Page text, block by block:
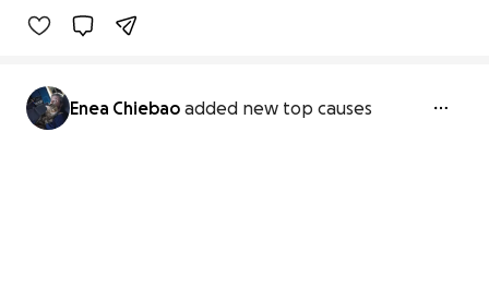
Enea Chiebao added new top causes